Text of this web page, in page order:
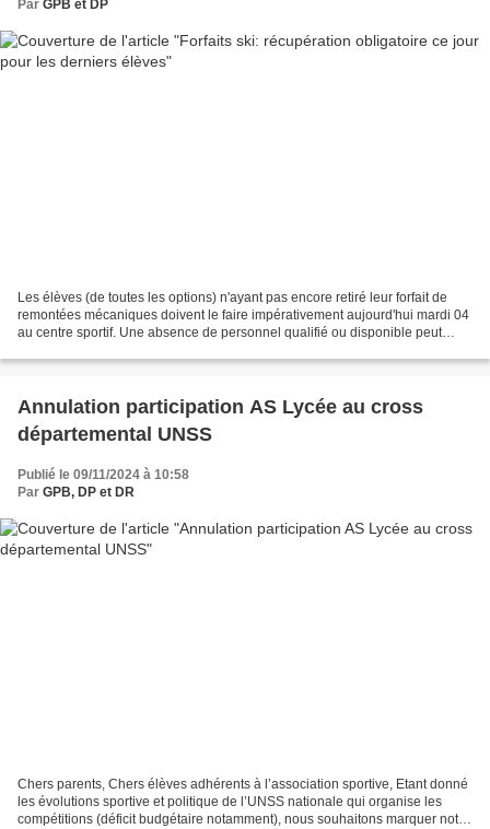
Par GPB et DP
Les élèves (de toutes les options) n'ayant pas encore retiré leur forfait de
remontées mécaniques doivent le faire impérativement aujourd'hui mardi 04
au centre sportif. Une absence de personnel qualifié ou disponible peut
Annulation participation AS Lycée au cross
départemental UNSS
Publié le 09/11/2024 à 10:58
Par GPB, DP et DR
Chers parents, Chers élèves adhérents à l’association sportive, Etant donné
les évolutions sportive et politique de l’UNSS nationale qui organise les
compétitions (déficit budgétaire notamment), nous souhaitons marquer notre